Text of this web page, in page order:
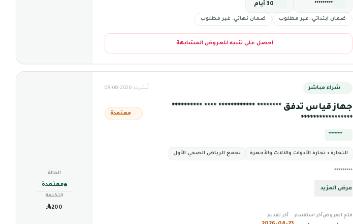
********* 30 أيام
ضمان ابتدائي: غير مطلوب ضمان نهائي: غير مطلوب
احصل على تنبيه للعروض المشابهة
شراء مباشر نُشرت 2026-08-08
جهاز قياس تدفق ******** ************ **** **********
*****************
معتمدة
*********
التجارة › تجارة الأدوات والآلات والأجهزة تجمع الرياض الصحي الأول
*********
عرض المزيد
فتح العروض آخر استفسار آخر تقديم
الحالة
معتمدة
التكلفة
200